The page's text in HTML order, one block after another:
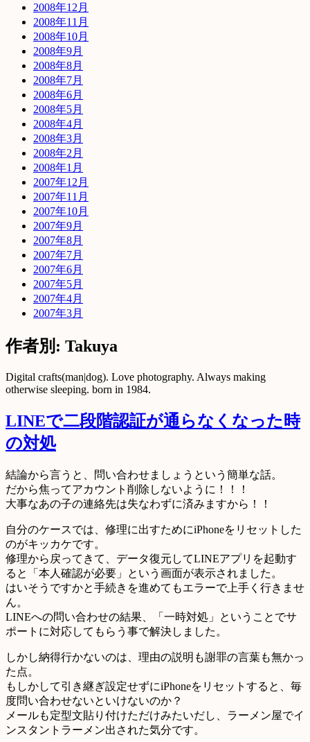
2008年12月
2008年11月
2008年10月
2008年9月
2008年8月
2008年7月
2008年6月
2008年5月
2008年4月
2008年3月
2008年2月
2008年1月
2007年12月
2007年11月
2007年10月
2007年9月
2007年8月
2007年7月
2007年6月
2007年5月
2007年4月
2007年3月
作者別: Takuya
Digital crafts(man|dog). Love photography. Always making
otherwise sleeping. born in 1984.
LINEで二段階認証が通らなくなった時
の対処
結論から言うと、問い合わせましょうという簡単な話。
だから焦ってアカウント削除しないように！！！
大事なあの子の連絡先は失なわずに済みますから！！
自分のケースでは、修理に出すためにiPhoneをリセットした
のがキッカケです。
修理から戻ってきて、データ復元してLINEアプリを起動す
ると「本人確認が必要」という画面が表示されました。
はいそうですかと手続きを進めてもエラーで上手く行きませ
ん。
LINEへの問い合わせの結果、「一時対処」ということでサ
ポートに対応してもらう事で解決しました。
しかし納得行かないのは、理由の説明も謝罪の言葉も無かっ
た点。
もしかして引き継ぎ設定せずにiPhoneをリセットすると、毎
度問い合わせないといけないのか？
メールも定型文貼り付けただけみたいだし、ラーメン屋でイ
ンスタントラーメン出された気分です。